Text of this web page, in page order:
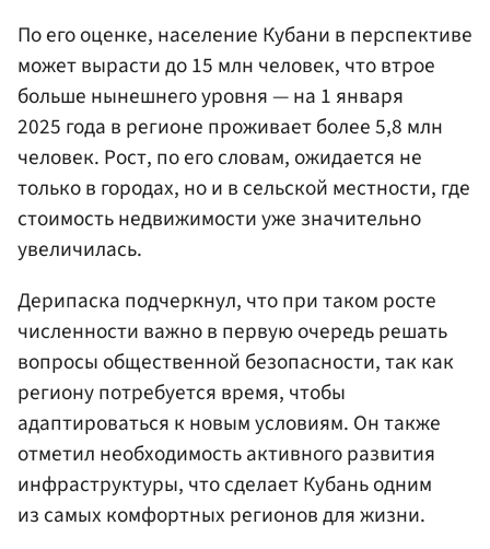
По его оценке, население Кубани в перспективе
может вырасти до 15 млн человек, что втрое
больше нынешнего уровня — на 1 января
2025 года в регионе проживает более 5,8 млн
человек. Рост, по его словам, ожидается не
только в городах, но и в сельской местности, где
стоимость недвижимости уже значительно
увеличилась.
Дерипаска подчеркнул, что при таком росте
численности важно в первую очередь решать
вопросы общественной безопасности, так как
региону потребуется время, чтобы
адаптироваться к новым условиям. Он также
отметил необходимость активного развития
инфраструктуры, что сделает Кубань одним
из самых комфортных регионов для жизни.